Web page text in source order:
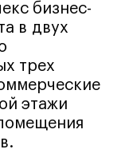
бизнес-
в двух
трех
этажи